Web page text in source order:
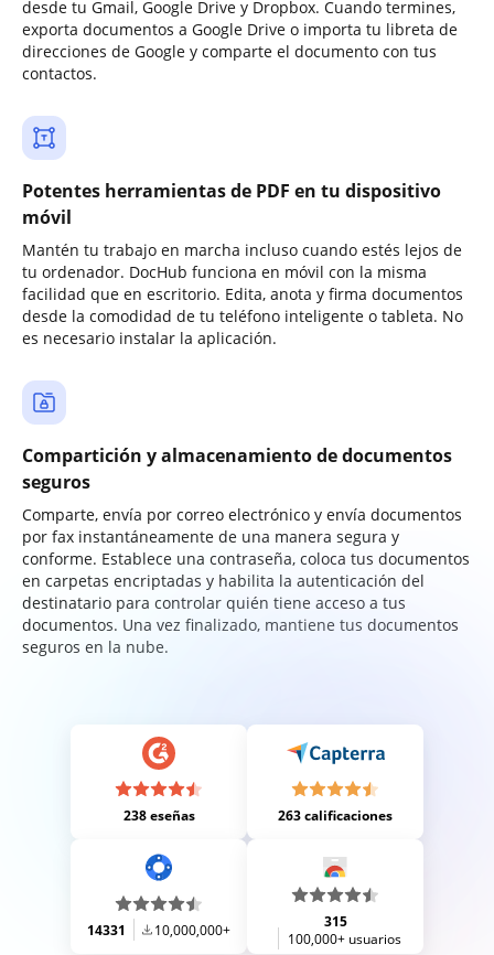
desde tu Gmail, Google Drive y Dropbox. Cuando termines,
exporta documentos a Google Drive o importa tu libreta de
direcciones de Google y comparte el documento con tus
contactos.
Potentes herramientas de PDF en tu dispositivo
móvil
Mantén tu trabajo en marcha incluso cuando estés lejos de
tu ordenador. DocHub funciona en móvil con la misma
facilidad que en escritorio. Edita, anota y firma documentos
desde la comodidad de tu teléfono inteligente o tableta. No
es necesario instalar la aplicación.
Compartición y almacenamiento de documentos
seguros
Comparte, envía por correo electrónico y envía documentos
por fax instantáneamente de una manera segura y
conforme. Establece una contraseña, coloca tus documentos
en carpetas encriptadas y habilita la autenticación del
destinatario para controlar quién tiene acceso a tus
documentos. Una vez finalizado, mantiene tus documentos
seguros en la nube.
238 eseñas 263 calificaciones
14331 10,000,000+
315
100,000+ usuarios